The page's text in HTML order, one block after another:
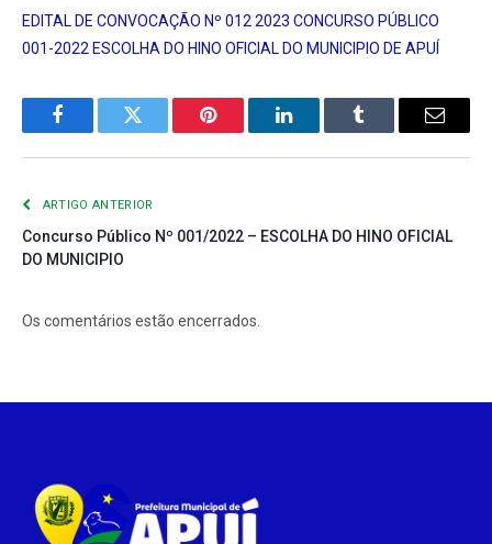
EDITAL DE CONVOCAÇÃO Nº 012 2023 CONCURSO PÚBLICO
001-2022 ESCOLHA DO HINO OFICIAL DO MUNICIPIO DE APUÍ
FacebookTwitter Pinterest LinkedInTumblr
E-
ARTIGO ANTERIOR
Concurso Público Nº 001/2022 – ESCOLHA DO HINO OFICIAL
DO MUNICIPIO
Os comentários estão encerrados.